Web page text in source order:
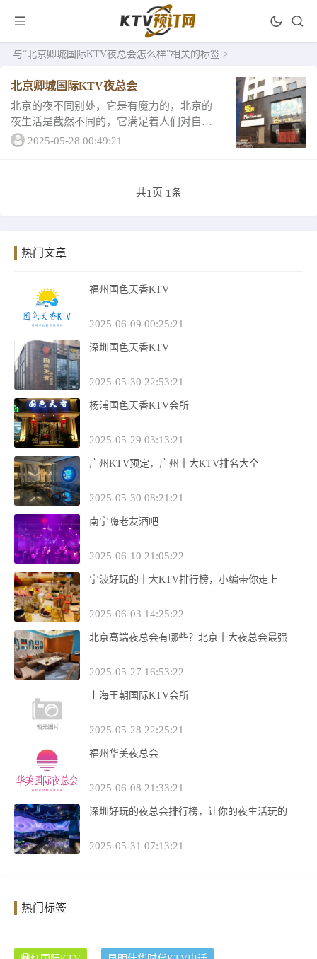
与“北京卿城国际KTV夜总会怎么样”相关的标签 >
北京卿城国际KTV夜总会
北京的夜不同别处，它是有魔力的，北京的
夜生活是截然不同的，它满足着人们对自由
时间的渴望，丰活着人们的灵魂，洗礼着人
2025-05-28 00:49:21
共1 页 1条
热门文章
福州国色天香KTV
2025-06-09 00:25:21
深圳国色天香KTV
2025-05-30 22:53:21
杨浦国色天香KTV会所
2025-05-29 03:13:21
广州KTV预定，广州十大KTV排名大全
2025-05-30 08:21:21
南宁嗨老友酒吧
2025-06-10 21:05:22
宁波好玩的十大KTV排行榜，小编带你走上
2025-06-03 14:25:22
北京高端夜总会有哪些？北京十大夜总会最强
2025-05-27 16:53:22
上海王朝国际KTV会所
2025-05-28 22:25:21
福州华美夜总会
2025-06-08 21:33:21
深圳好玩的夜总会排行榜，让你的夜生活玩的
2025-05-31 07:13:21
热门标签